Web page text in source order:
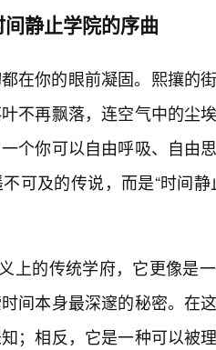
静止学院的序曲
在你的眼前凝固。熙攘的
不再飘落，连空气中的尘
个你可以自由呼吸、自由
可及的传说，而是“时间静
上的传统学府，它更像是
间本身最深邃的秘密。在
；相反，它是一种可以被